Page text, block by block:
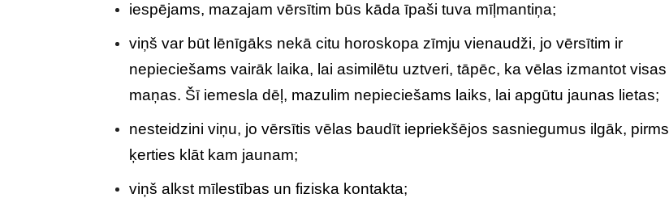
iespējams, mazajam vērsītim būs kāda īpaši tuva mīļmantiņa;
viņš var būt lēnīgāks nekā citu horoskopa zīmju vienaudži, jo vērsītim ir
nepieciešams vairāk laika, lai asimilētu uztveri, tāpēc, ka vēlas izmantot visas
maņas. Šī iemesla dēļ, mazulim nepieciešams laiks, lai apgūtu jaunas lietas;
nesteidzini viņu, jo vērsītis vēlas baudīt iepriekšējos sasniegumus ilgāk, pirms
ķerties klāt kam jaunam;
viņš alkst mīlestības un fiziska kontakta;